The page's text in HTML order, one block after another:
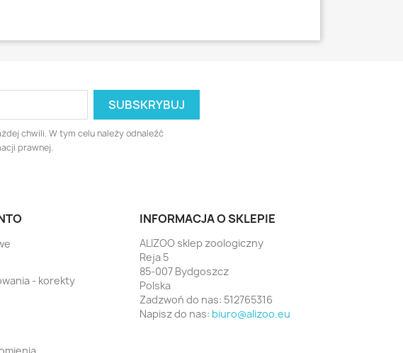
chwili. W tym celu należy odnaleźć
prawnej.
- korekty
INFORMACJA O SKLEPIE
ALIZOO sklep zoologiczny
Reja 5
85-007 Bydgoszcz
Polska
Zadzwoń do nas: 512765316
Napisz do nas: biuro@alizoo.eu